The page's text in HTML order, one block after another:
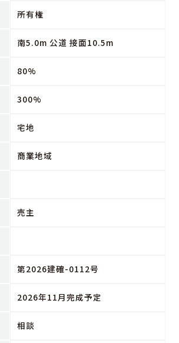
所有権
南5.0m 公道 接面10.5m
80%
300%
宅地
商業地域
売主
第2026建確-0112号
2026年11月完成予定
相談